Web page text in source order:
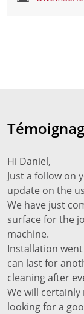
Hi Daniel,
Just a follow on
update on the
We have just
surface for the
machine.
Installation
can last for
cleaning after
We will
looking for a